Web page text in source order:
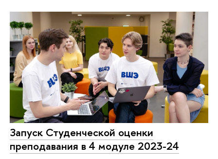
Запуск Студенческой оценки
преподавания в 4 модуле 2023-24